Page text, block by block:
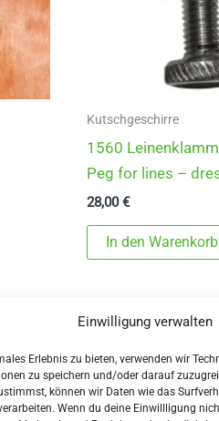
Einwilligung verwalten
Erlebnis zu bieten, verwenden wir
zu speichern und/oder darauf
können wir Daten wie das
Wenn du deine Einwillligung
Kutschgeschirre
1560
Peg for lines –
28,00€
In den Warenkorb